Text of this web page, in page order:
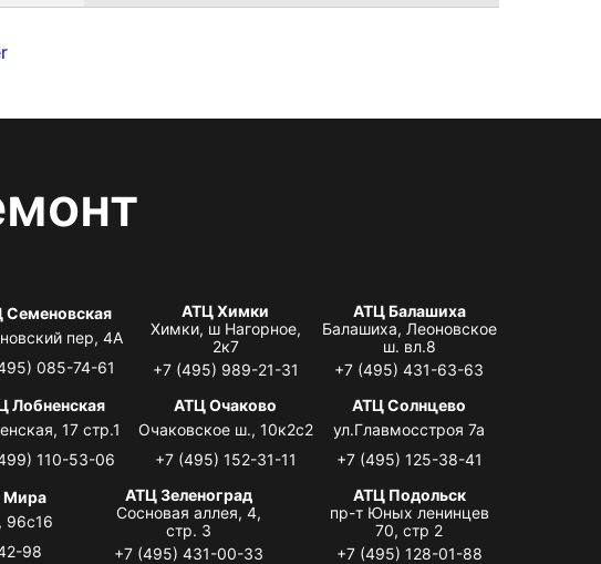
Семеновская
пер, 4А
085-74-61
АТЦ Химки
Химки, ш Нагорное,
2к7
+7 (495) 989-21-31
АТЦ Балашиха
Балашиха, Леоновское
ш. вл.8
+7 (495) 431-63-63
Лобненская
17 стр.1
110-53-06
АТЦ Очаково
Очаковское ш., 10к2с2
+7 (495) 152-31-11
АТЦ Солнцево
ул.Главмосстроя 7а
+7 (495) 125-38-41
Мира
96с16
98
АТЦ Зеленоград
Сосновая аллея, 4,
стр. 3
+7 (495) 431-00-33
АТЦ Подольск
пр-т Юных ленинцев
70, стр 2
+7 (495) 128-01-88